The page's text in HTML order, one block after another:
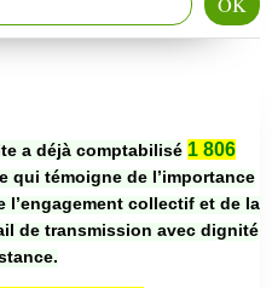
a déjà comptabilisé 1 806
qui témoigne de l’importance
l’engagement collectif et de la
de transmission avec dignité